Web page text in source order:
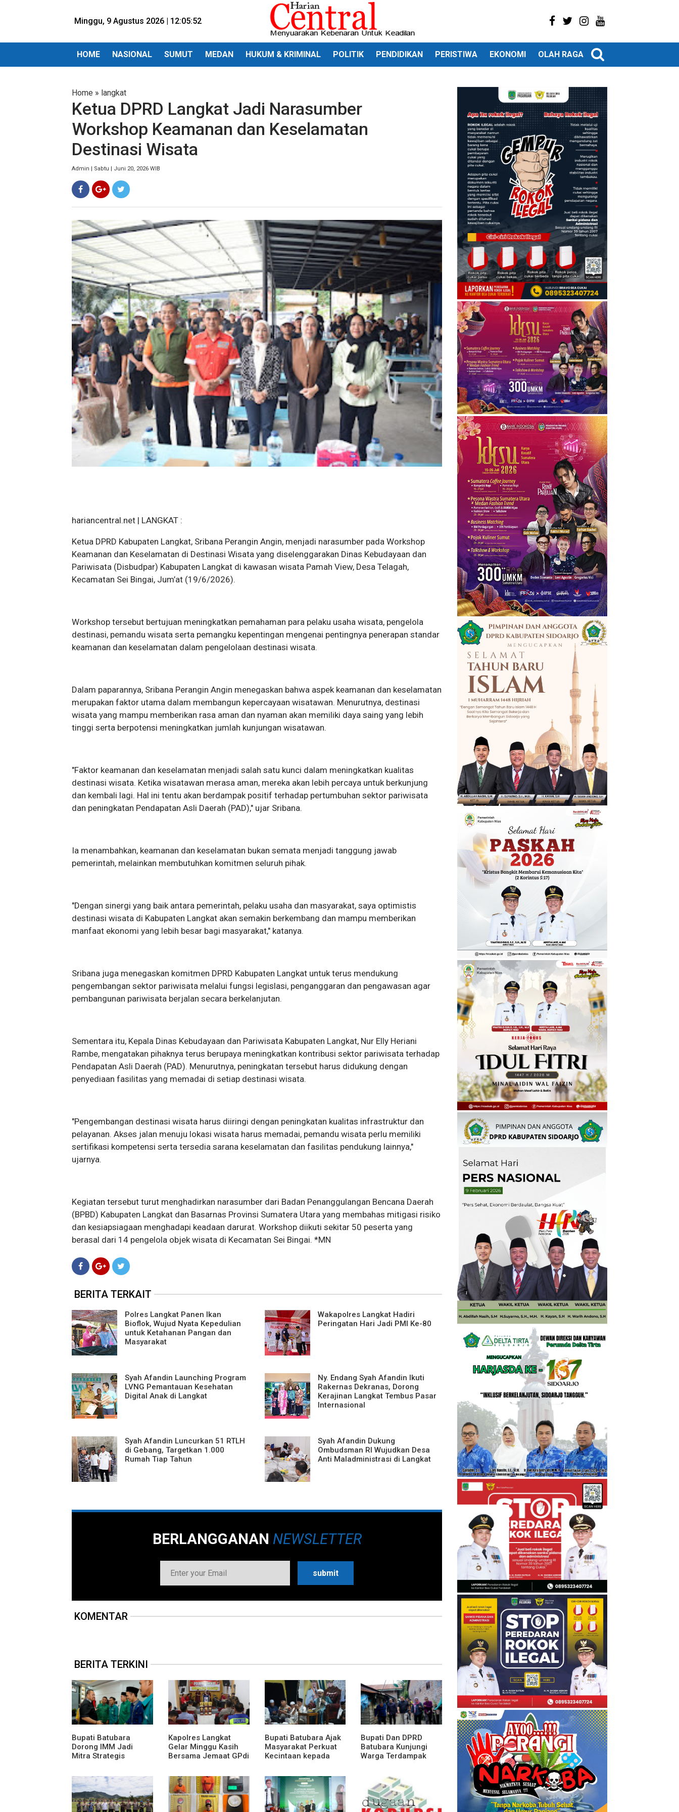
Minggu, 9 Agustus 2026 | 12:05:53
HOME NASIONAL SUMUT MEDAN HUKUM & KRIMINAL POLITIK PENDIDIKAN PERISTIWA EKONOMI OLAH RAGA
Home » langkat
Ketua DPRD Langkat Jadi Narasumber
Workshop Keamanan dan Keselamatan
Destinasi Wisata
Admin | Sabtu | Juni 20, 2026 WIB
hariancentral.net | LANGKAT :
Ketua DPRD Kabupaten Langkat, Sribana Perangin Angin, menjadi narasumber pada Workshop
Keamanan dan Keselamatan di Destinasi Wisata yang diselenggarakan Dinas Kebudayaan dan
Pariwisata (Disbudpar) Kabupaten Langkat di kawasan wisata Pamah View, Desa Telagah,
Kecamatan Sei Bingai, Jum’at (19/6/2026).
Workshop tersebut bertujuan meningkatkan pemahaman para pelaku usaha wisata, pengelola
destinasi, pemandu wisata serta pemangku kepentingan mengenai pentingnya penerapan standar
keamanan dan keselamatan dalam pengelolaan destinasi wisata.
Dalam paparannya, Sribana Perangin Angin menegaskan bahwa aspek keamanan dan keselamatan
merupakan faktor utama dalam membangun kepercayaan wisatawan. Menurutnya, destinasi
wisata yang mampu memberikan rasa aman dan nyaman akan memiliki daya saing yang lebih
tinggi serta berpotensi meningkatkan jumlah kunjungan wisatawan.
"Faktor keamanan dan keselamatan menjadi salah satu kunci dalam meningkatkan kualitas
destinasi wisata. Ketika wisatawan merasa aman, mereka akan lebih percaya untuk berkunjung
dan kembali lagi. Hal ini tentu akan berdampak positif terhadap pertumbuhan sektor pariwisata
dan peningkatan Pendapatan Asli Daerah (PAD)," ujar Sribana.
Ia menambahkan, keamanan dan keselamatan bukan semata menjadi tanggung jawab
pemerintah, melainkan membutuhkan komitmen seluruh pihak.
"Dengan sinergi yang baik antara pemerintah, pelaku usaha dan masyarakat, saya optimistis
destinasi wisata di Kabupaten Langkat akan semakin berkembang dan mampu memberikan
manfaat ekonomi yang lebih besar bagi masyarakat," katanya.
Sribana juga menegaskan komitmen DPRD Kabupaten Langkat untuk terus mendukung
pengembangan sektor pariwisata melalui fungsi legislasi, penganggaran dan pengawasan agar
pembangunan pariwisata berjalan secara berkelanjutan.
Sementara itu, Kepala Dinas Kebudayaan dan Pariwisata Kabupaten Langkat, Nur Elly Heriani
Rambe, mengatakan pihaknya terus berupaya meningkatkan kontribusi sektor pariwisata terhadap
Pendapatan Asli Daerah (PAD). Menurutnya, peningkatan tersebut harus didukung dengan
penyediaan fasilitas yang memadai di setiap destinasi wisata.
"Pengembangan destinasi wisata harus diiringi dengan peningkatan kualitas infrastruktur dan
pelayanan. Akses jalan menuju lokasi wisata harus memadai, pemandu wisata perlu memiliki
sertifikasi kompetensi serta tersedia sarana keselamatan dan fasilitas pendukung lainnya,"
ujarnya.
Kegiatan tersebut turut menghadirkan narasumber dari Badan Penanggulangan Bencana Daerah
(BPBD) Kabupaten Langkat dan Basarnas Provinsi Sumatera Utara yang membahas mitigasi risiko
dan kesiapsiagaan menghadapi keadaan darurat. Workshop diikuti sekitar 50 peserta yang
berasal dari 14 pengelola objek wisata di Kecamatan Sei Bingai. *MN
BERITA TERKAIT
Polres Langkat Panen Ikan
Bioflok, Wujud Nyata Kepedulian
untuk Ketahanan Pangan dan
Masyarakat
Wakapolres Langkat Hadiri
Peringatan Hari Jadi PMI Ke-80
Syah Afandin Launching Program
LVNG Pemantauan Kesehatan
Digital Anak di Langkat
Ny. Endang Syah Afandin Ikuti
Rakernas Dekranas, Dorong
Kerajinan Langkat Tembus Pasar
Internasional
Syah Afandin Luncurkan 51 RTLH
di Gebang, Targetkan 1.000
Rumah Tiap Tahun
Syah Afandin Dukung
Ombudsman RI Wujudkan Desa
Anti Maladministrasi di Langkat
BERLANGGANAN NEWSLETTER
KOMENTAR
BERITA TERKINI
Bupati Batubara
Dorong IMM Jadi
Mitra Strategis
Muda
Kapolres Langkat
Gelar Minggu Kasih
Bersama Jemaat GPdi
Bupati Batubara Ajak
Masyarakat Perkuat
Kecintaan kepada
Bupati Dan DPRD
Batubara Kunjungi
Warga Terdampak